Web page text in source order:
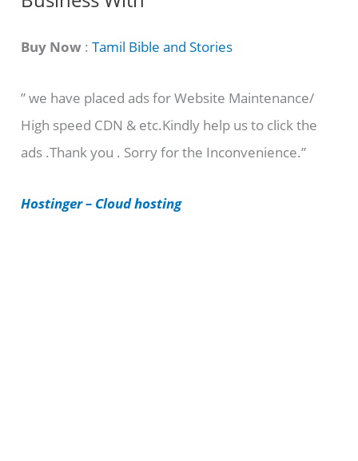
t
g
o
r
e
Buy Now :Tamil Bible and Stories
” we have placed ads for Website Maintenance/
High speed CDN & etc.Kindly help us to click the
ads .Thank you . Sorry for the Inconvenience.”
Hostinger – Cloud hosting